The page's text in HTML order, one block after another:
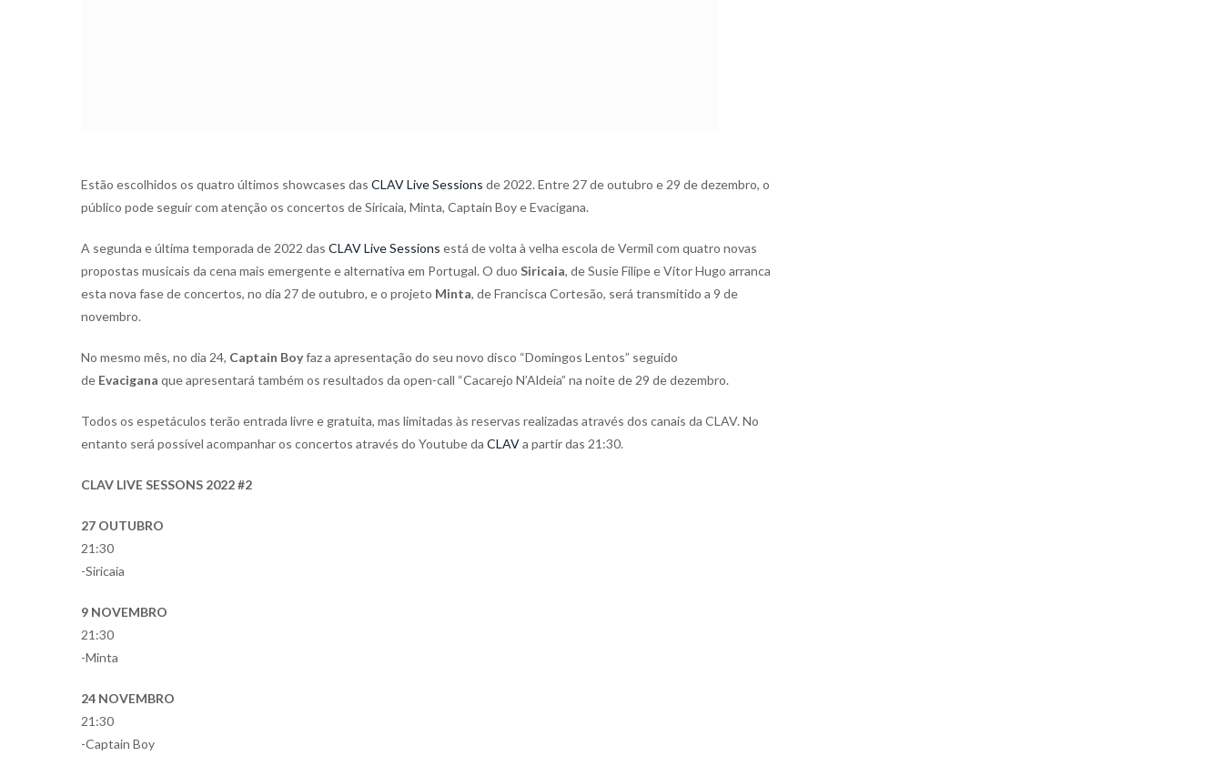
Estão escolhidos os quatro últimos showcases das CLAV Live Sessions de 2022. Entre 27 de outubro e 29 de dezembro, o
público pode seguir com atenção os concertos de Siricaia, Minta, Captain Boy e Evacigana.
A segunda e última temporada de 2022 das CLAV Live Sessions está de volta à velha escola de Vermil com quatro novas
propostas musicais da cena mais emergente e alternativa em Portugal. O duo Siricaia, de Susie Filipe e Vítor Hugo arranca
esta nova fase de concertos, no dia 27 de outubro, e o projeto Minta, de Francisca Cortesão, será transmitido a 9 de
novembro.
No mesmo mês, no dia 24, Captain Boyfaz a apresentação do seu novo disco “Domingos Lentos” seguido
de Evacigana que apresentará também os resultados da open-call “Cacarejo N’Aldeia” na noite de 29 de dezembro.
Todos os espetáculos terão entrada livre e gratuita, mas limitadas às reservas realizadas através dos canais da CLAV. No
entanto será possível acompanhar os concertos através do Youtube da CLAVa partir das 21:30.
CLAV LIVE SESSONS 2022 #2
27 OUTUBRO
21:30
-Siricaia
9 NOVEMBRO
21:30
-Minta
24 NOVEMBRO
21:30
-Captain Boy